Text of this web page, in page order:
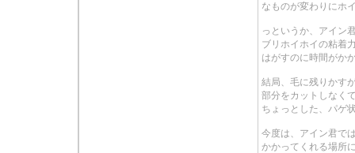
なものが変わりにホ
っというか、アイン
ブリホイホイの粘着
はがすのに時間がか
結局、毛に残りかす
部分をカットしなく
ちょっとした、パゲ
今度は、アイン君で
かかってくれる場所